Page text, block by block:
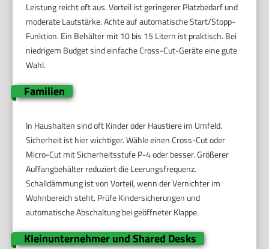
Leistung reicht oft aus. Vorteil ist geringerer Platzbedarf und
moderate Lautstärke. Achte auf automatische Start/Stopp-
Funktion. Ein Behälter mit 10 bis 15 Litern ist praktisch. Bei
niedrigem Budget sind einfache Cross-Cut-Geräte eine gute
Wahl.
Familien
In Haushalten sind oft Kinder oder Haustiere im Umfeld.
Sicherheit ist hier wichtiger. Wähle einen Cross-Cut oder
Micro-Cut mit Sicherheitsstufe P-4 oder besser. Größerer
Auffangbehälter reduziert die Leerungsfrequenz.
Schalldämmung ist von Vorteil, wenn der Vernichter im
Wohnbereich steht. Prüfe Kindersicherungen und
automatische Abschaltung bei geöffneter Klappe.
Kleinunternehmer und Shared Desks